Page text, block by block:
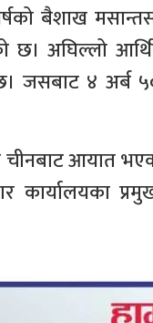
बैशाख
अघिल्लो
छ। जसबाट ४
आयात
कार्यालयका